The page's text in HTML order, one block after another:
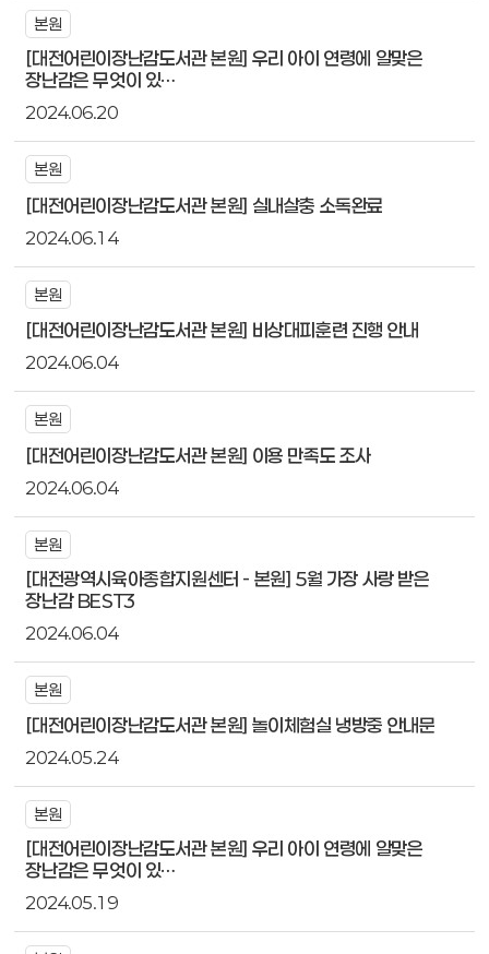
본원
[대전어린이장난감도서관 본원] 우리 아이 연령에 알맞은
장난감은 무엇이 있…
2024.06.20
본원
[대전어린이장난감도서관 본원] 실내살충 소독완료
2024.06.14
본원
[대전어린이장난감도서관 본원] 비상대피훈련 진행 안내
2024.06.04
본원
[대전어린이장난감도서관 본원] 이용 만족도 조사
2024.06.04
본원
[대전광역시육아종합지원센터 - 본원] 5월 가장 사랑 받은
장난감 BEST3
2024.06.04
본원
[대전어린이장난감도서관 본원] 놀이체험실 냉방중 안내문
2024.05.24
본원
[대전어린이장난감도서관 본원] 우리 아이 연령에 알맞은
장난감은 무엇이 있…
2024.05.19